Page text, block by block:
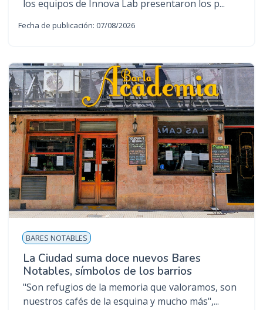
los equipos de Innova Lab presentaron los p...
Fecha de publicación: 07/08/2026
BARES NOTABLES
La Ciudad suma doce nuevos Bares
Notables, símbolos de los barrios
"Son refugios de la memoria que valoramos, son
nuestros cafés de la esquina y mucho más",...